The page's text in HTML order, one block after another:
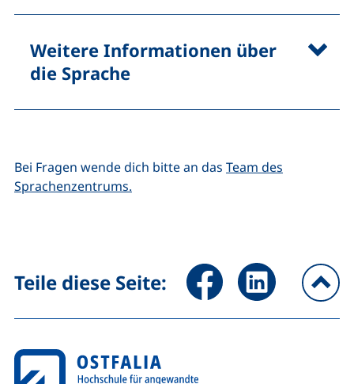
Weitere Informationen über
die Sprache
Bei Fragen wende dich bitte an das Team des
Sprachenzentrums.
Teile diese Seite: Seite über Facebook teilen
Seite über